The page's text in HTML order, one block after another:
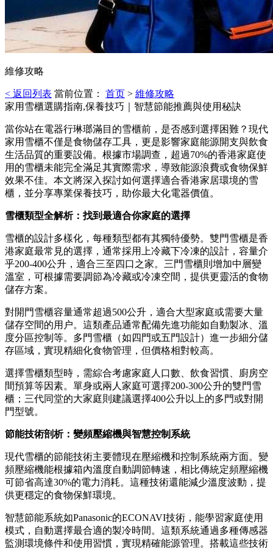
維修攻略
< 返回列表 當前位置： 首页 > 維修攻略
家用雪櫃選購指南,保養技巧｜智慧節能推薦與使用秘訣
當你站在電器行琳瑯滿目的雪櫃前，是否感到選擇困難？現代
家用雪櫃不僅是食物儲存工具，更是影響家庭能源開支與飲食
生活品質的重要設備。根據市場調查，超過70%的香港家庭使
用的雪櫃未能完全滿足其實際需求，導致能源浪費或食物保鮮
效果不佳。本文將深入探討如何選擇適合香港家居環境的雪
櫃，並分享專業保養技巧，助你最大化電器價值。
雪櫃類型全解析：找到最適合你家庭的選擇
雪櫃的設計多樣化，每種類型都有其獨特優勢。雙門雪櫃是香
港家庭最常見的選擇，通常採用上冷藏下冷凍的設計，容量介
乎200-400公升，適合三至四口之家。三門雪櫃則增加中層變
溫室，可根據需要調節為冷藏或冷凍空間，提供更靈活的食物
儲存方案。
對開門雪櫃容量通常超過500公升，適合大型家庭或需要大量
儲存空間的用户。這類產品通常配備先進功能如自動製冰、溫
度分區控制等。多門雪櫃（如四門或五門設計）進一步細分儲
存區域，實現精細化食物管理，但價格相對較高。
選擇雪櫃類型時，需綜合考慮家庭人口數、飲食習慣、廚房空
間預算等因素。單身或兩人家庭可選擇200-300公升的雙門雪
櫃；三代同堂的大家庭則建議選擇400公升以上的多門或對開
門型號。
節能技術剖析：變頻壓縮機與智慧控制系統
現代雪櫃的節能技術主要體現在壓縮機和控制系統兩方面。變
頻壓縮機能根據箱內溫度自動調節轉速，相比傳統定頻壓縮機
可節省高達30%的電力消耗。這種技術還能減少溫度波動，提
供更穩定的食物保鮮環境。
智慧節能系統如Panasonic的ECONAVI技術，能學習家庭使用
模式，自動選擇最合適的製冷時間。這類系統通過多種傳感器
監測環境條件和使用習慣，實現精確能源管理。搭載這些技術